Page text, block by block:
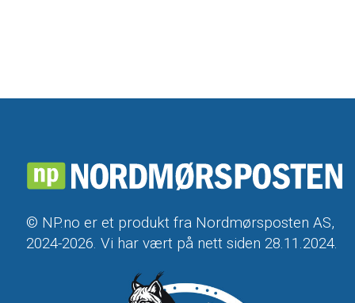
© NP.no er et produkt fra Nordmørsposten AS,
2024-2026. Vi har vært på nett siden 28.11.2024.